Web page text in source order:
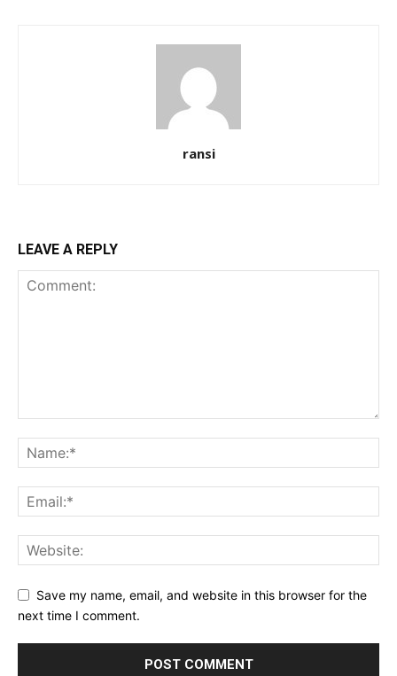
ransi
LEAVE A REPLY
Save my name, email, and website in this browser for the
next time I comment.